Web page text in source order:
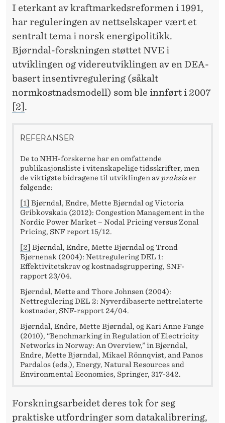
I eterkant av kraftmarkedsreformen i 1991,
har reguleringen av nettselskaper vært et
sentralt tema i norsk energipolitikk.
Bjørndal-forskningen støttet NVE i
utviklingen og videreutviklingen av en DEA-
basert insentivregulering (såkalt
normkostnadsmodell) som ble innført i 2007
[2].
REFERANSER
De to NHH-forskerne har en omfattende
publikasjonsliste i vitenskapelige tidsskrifter, men
de viktigste bidragene til utviklingen avpraksiser
følgende:
[1] Bjørndal, Endre, Mette Bjørndal og Victoria
Gribkovskaia (2012): Congestion Management in the
Nordic Power Market – Nodal Pricing versus Zonal
Pricing, SNF report 15/12.
[2] Bjørndal, Endre, Mette Bjørndal og Trond
Bjørnenak (2004): Nettregulering DEL 1:
Effektivitetskrav og kostnadsgruppering, SNF-
rapport 23/04.
Bjørndal, Mette and Thore Johnsen (2004):
Nettregulering DEL 2: Nyverdibaserte nettrelaterte
kostnader, SNF-rapport 24/04.
Bjørndal, Endre, Mette Bjørndal, og Kari Anne Fange
(2010), “Benchmarking in Regulation of Electricity
Networks in Norway: An Overview,” in Bjørndal,
Endre, Mette Bjørndal, Mikael Rönnqvist, and Panos
Pardalos (eds.), Energy, Natural Resources and
Environmental Economics, Springer, 317-342.
Forskningsarbeidet deres tok for seg
praktiske utfordringer som datakalibrering,